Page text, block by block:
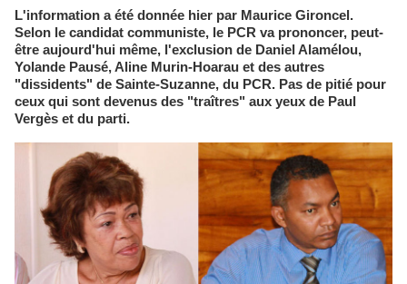
L'information a été donnée hier par Maurice Gironcel.
Selon le candidat communiste, le PCR va prononcer, peut-
être aujourd'hui même, l'exclusion de Daniel Alamélou,
Yolande Pausé, Aline Murin-Hoarau et des autres
"dissidents" de Sainte-Suzanne, du PCR. Pas de pitié pour
ceux qui sont devenus des "traîtres" aux yeux de Paul
Vergès et du parti.